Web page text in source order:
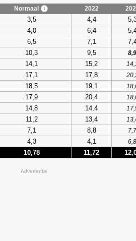
Normaal 2022
3,5 4,4
4,0 6,4
6,5 7,1
10,3 9,5
8,9
14,1 15,2
17,1 17,8
18,5 19,1
17,9 20,4
14,8 14,4
11,2 13,4
7,1 8,8
7,7
4,3 4,1 6,8
10,78 11,72
Advertentie